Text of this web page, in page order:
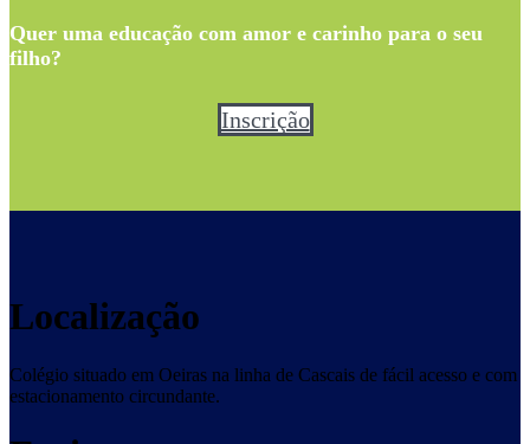
Quer uma educação com amor e carinho para o seu
filho?
Inscrição
Localização
Colégio situado em Oeiras na linha de Cascais de fácil acesso e com
estacionamento circundante.